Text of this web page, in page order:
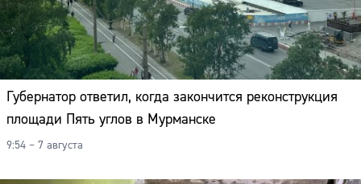
Губернатор ответил, когда закончится реконструкция
площади Пять углов в Мурманске
9:54 – 7 августа